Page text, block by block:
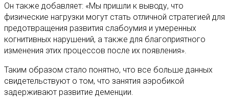
Он также добавляет: «Мы пришли к выводу, что
физические нагрузки могут стать отличной стратегией для
предотвращения развития слабоумия и умеренных
когнитивных нарушений, а также для благоприятного
изменения этих процессов после их появления».
Таким образом стало понятно, что все больше данных
свидетельствуют о том, что занятия аэробикой
задерживают развитие деменции.